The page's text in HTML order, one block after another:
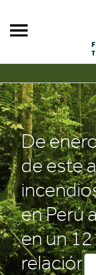
content
De
de este
en Perú
en un
relación